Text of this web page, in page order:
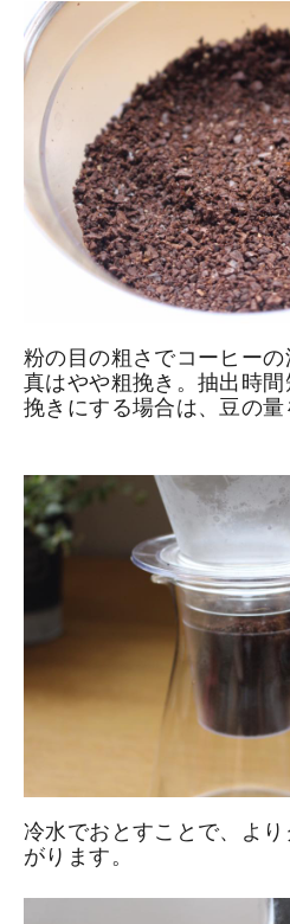
粉の目の粗さでコーヒー
真はやや粗挽き。抽出時
挽きにする場合は、豆の量
冷水でおとすことで、よ
がります。